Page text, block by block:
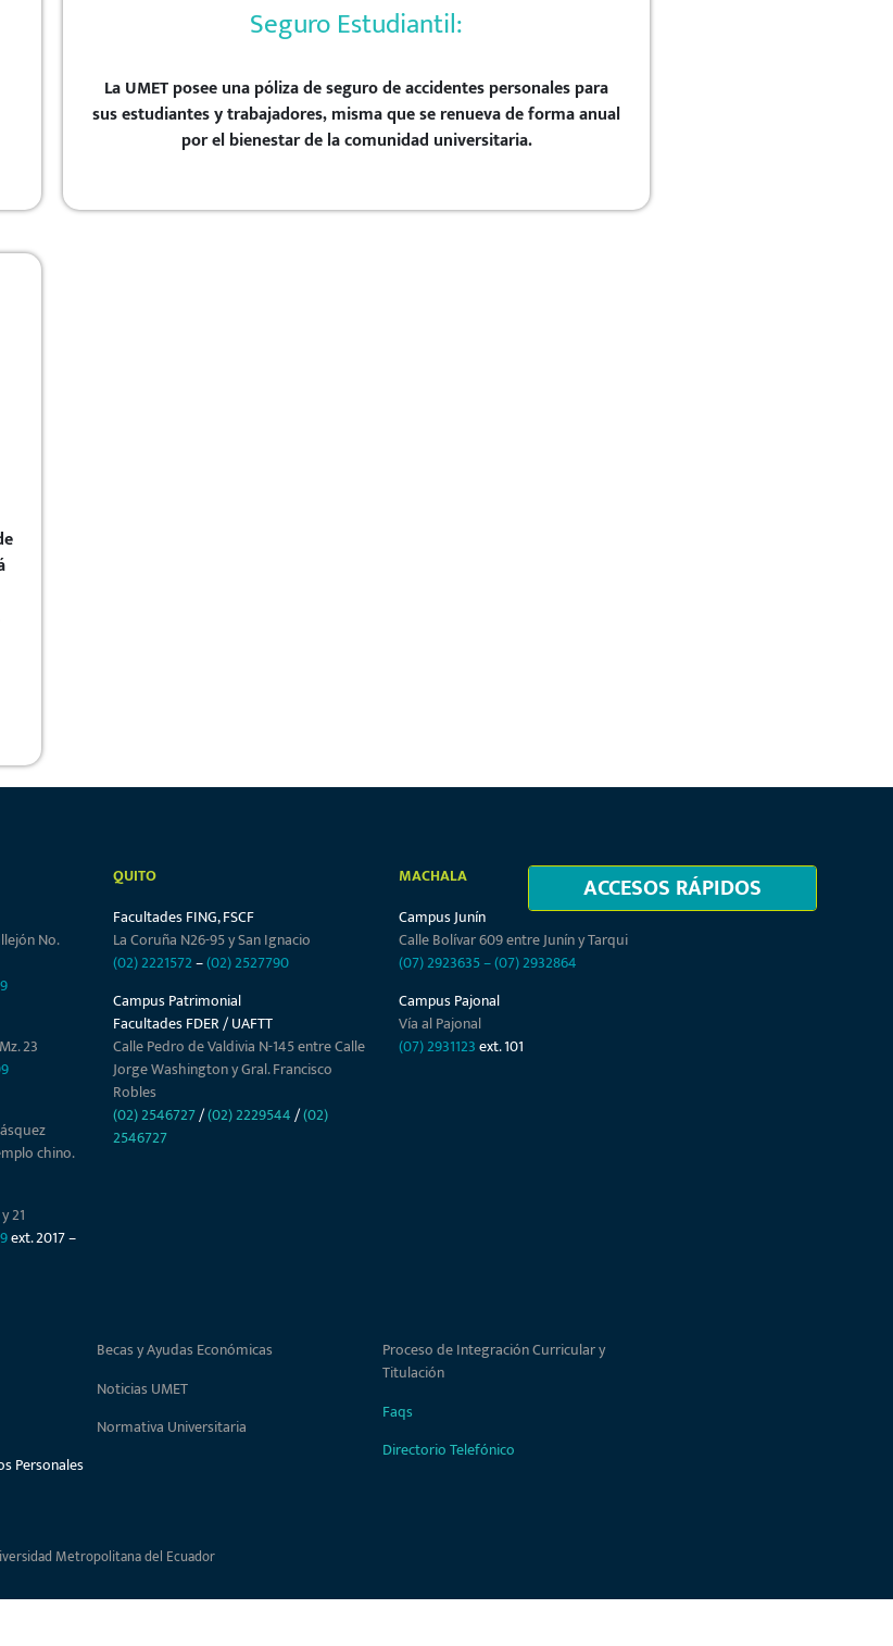
ACCESOS RÁPIDOS
Seguro Estudiantil:
La UMET posee una póliza de seguro de accidentes personales para
sus estudiantes y trabajadores, misma que se renueva de forma anual
por el bienestar de la comunidad universitaria.
No.
23
chino.
21
ext. 2017 –
QUITO
Facultades FING, FSCF
La Coruña N26-95 y San Ignacio
(02) 2221572–(02) 2527790
Campus Patrimonial
Facultades FDER / UAFTT
Calle Pedro de Valdivia N-145 entre Calle
Jorge Washington y Gral. Francisco
Robles
(02) 2546727/(02) 2229544/(02)
2546727
MACHALA
Campus Junín
Calle Bolívar 609 entre Junín y Tarqui
(07) 2923635–(07) 2932864
Campus Pajonal
Vía al Pajonal
(07) 2931123ext. 101
Personales
Becas y Ayudas Económicas
Noticias UMET
Normativa Universitaria
Proceso de Integración Curricular y
Titulación
Faqs
Directorio Telefónico
Metropolitana del Ecuador